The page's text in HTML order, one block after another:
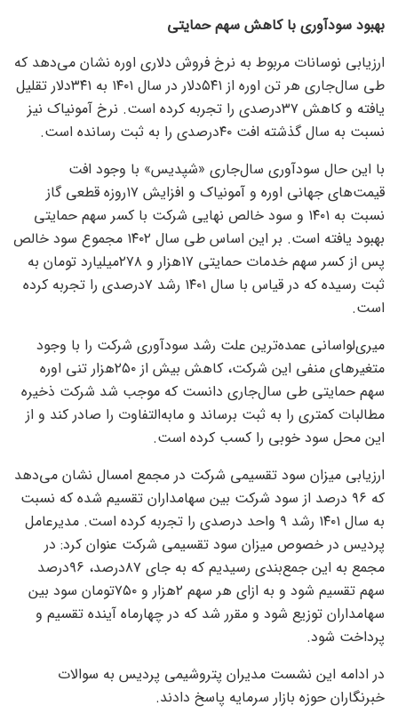
بهبود سودآوری با کاهش سهم حمایتی
ارزیابی نوسانات مربوط به نرخ فروش دلاری اوره نشان می‌دهد که
طی سال‌جاری هر تن اوره از ۵۴۱دلار در سال ۱۴۰۱ به ۳۴۱دلار تقلیل
یافته و کاهش ۳۷درصدی را تجربه کرده است. نرخ آمونیاک نیز
نسبت به سال گذشته افت ۴۰درصدی را به ثبت رسانده است.
با این حال سودآوری سال‌جاری «شپدیس» با وجود افت
قیمت‌های جهانی اوره و آمونیاک و افزایش ۱۷روزه قطعی گاز
نسبت به ۱۴۰۱ و سود خالص نهایی شرکت با کسر سهم حمایتی
بهبود یافته است. بر این اساس طی سال ۱۴۰۲ مجموع سود خالص
پس از کسر سهم خدمات حمایتی ۱۷هزار و ۲۷۸میلیارد تومان به
ثبت رسیده که در قیاس با سال ۱۴۰۱ رشد ۷درصدی را تجربه کرده
است.
میری‌لواسانی عمده‌ترین علت رشد سودآوری شرکت را با وجود
متغیرهای منفی این شرکت، کاهش بیش از ۲۵۰هزار تنی اوره
سهم حمایتی طی سال‌جاری دانست که موجب شد شرکت ذخیره
مطالبات کمتری را به ثبت برساند و مابه‌‌‌التفاوت را صادر کند و از
این محل سود خوبی را کسب کرده است.
ارزیابی میزان سود تقسیمی شرکت در مجمع امسال نشان می‌دهد
که ۹۶ درصد از سود شرکت بین سهامداران تقسیم شده که نسبت
به سال ۱۴۰۱ رشد ۹ واحد درصدی را تجربه کرده است. مدیرعامل
پردیس در خصوص میزان سود تقسیمی شرکت عنوان کرد: در
مجمع به این جمع‌بندی رسیدیم که به جای ۸۷درصد، ۹۶‌درصد
سهم تقسیم شود و به ازای هر سهم ۲هزار و ۷۵۰تومان سود بین
سهامداران توزیع شود و مقرر شد که در چهارماه آینده تقسیم و
پرداخت شود.
در ادامه این نشست مدیران پتروشیمی پردیس به سوالات
خبرنگاران حوزه بازار سرمایه پاسخ دادند.